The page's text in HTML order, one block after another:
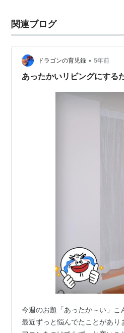
関連ブログ
ドラゴンの育児録 • 5年前
あったかいリビングにする
今週のお題「あったか～い」こ
最近ずっと悩んでたことがあり